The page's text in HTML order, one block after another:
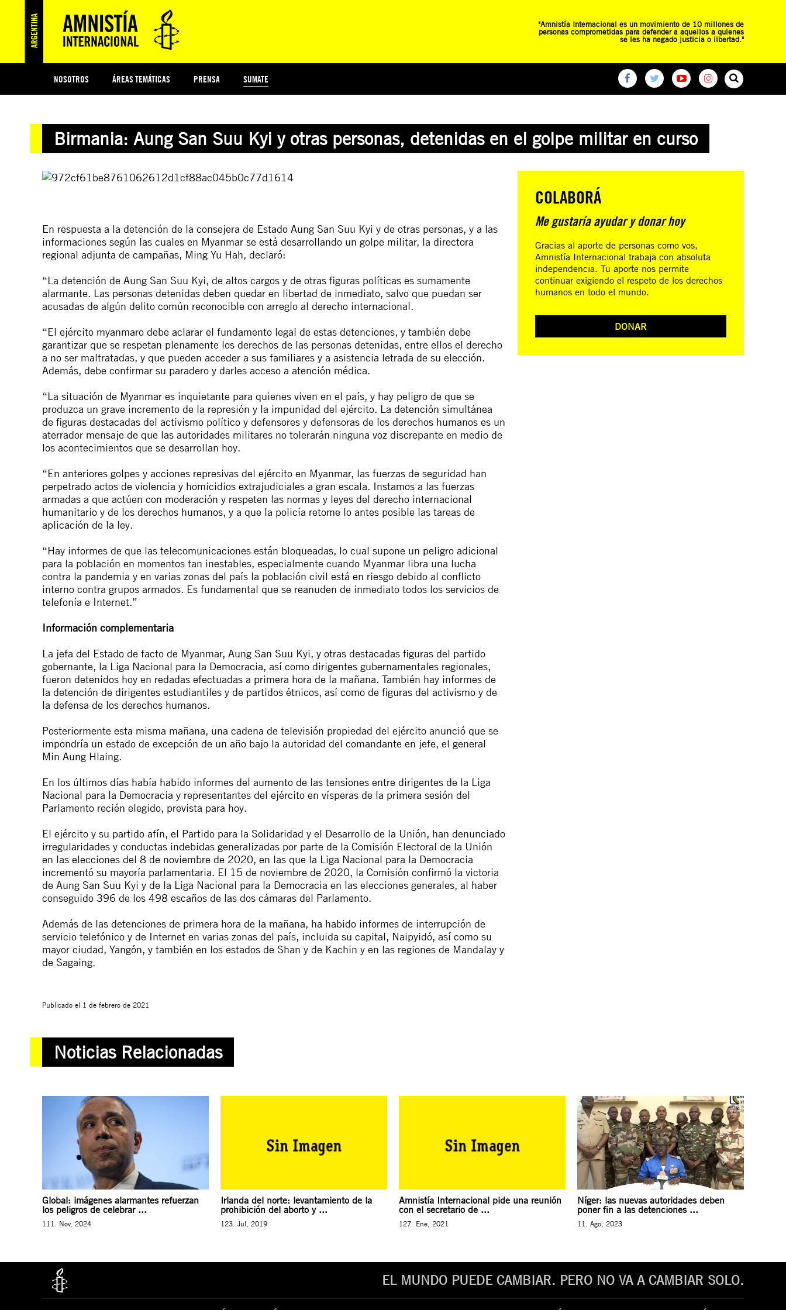
"Amnistía Internacional es un movimiento de 10 millones de
personas comprometidas para defender a aquellos a quienes
se les ha negado justicia o libertad."
NOSOTROS ÁREAS TEMÁTICAS PRENSA SUMATE
PREGUNTAS FRECUENTES
Birmania: Aung San Suu Kyi y otras personas, detenidas en el golpe militar en curso
En respuesta a la detención de la consejera de Estado Aung San Suu Kyi y de otras personas, y a las
informaciones según las cuales en Myanmar se está desarrollando un golpe militar, la directora
regional adjunta de campañas, Ming Yu Hah, declaró:
“La detención de Aung San Suu Kyi, de altos cargos y de otras figuras políticas es sumamente
alarmante. Las personas detenidas deben quedar en libertad de inmediato, salvo que puedan ser
acusadas de algún delito común reconocible con arreglo al derecho internacional.
“El ejército myanmaro debe aclarar el fundamento legal de estas detenciones, y también debe
garantizar que se respetan plenamente los derechos de las personas detenidas, entre ellos el derecho
a no ser maltratadas, y que pueden acceder a sus familiares y a asistencia letrada de su elección.
Además, debe confirmar su paradero y darles acceso a atención médica.
“La situación de Myanmar es inquietante para quienes viven en el país, y hay peligro de que se
produzca un grave incremento de la represión y la impunidad del ejército. La detención simultánea
de figuras destacadas del activismo político y defensores y defensoras de los derechos humanos es un
aterrador mensaje de que las autoridades militares no tolerarán ninguna voz discrepante en medio de
los acontecimientos que se desarrollan hoy.
“En anteriores golpes y acciones represivas del ejército en Myanmar, las fuerzas de seguridad han
perpetrado actos de violencia y homicidios extrajudiciales a gran escala. Instamos a las fuerzas
armadas a que actúen con moderación y respeten las normas y leyes del derecho internacional
humanitario y de los derechos humanos, y a que la policía retome lo antes posible las tareas de
aplicación de la ley.
“Hay informes de que las telecomunicaciones están bloqueadas, lo cual supone un peligro adicional
para la población en momentos tan inestables, especialmente cuando Myanmar libra una lucha
contra la pandemia y en varias zonas del país la población civil está en riesgo debido al conflicto
interno contra grupos armados. Es fundamental que se reanuden de inmediato todos los servicios de
telefonía e Internet.”
Información complementaria
La jefa del Estado de facto de Myanmar, Aung San Suu Kyi, y otras destacadas figuras del partido
gobernante, la Liga Nacional para la Democracia, así como dirigentes gubernamentales regionales,
fueron detenidos hoy en redadas efectuadas a primera hora de la mañana. También hay informes de
la detención de dirigentes estudiantiles y de partidos étnicos, así como de figuras del activismo y de
la defensa de los derechos humanos.
Posteriormente esta misma mañana, una cadena de televisión propiedad del ejército anunció que se
impondría un estado de excepción de un año bajo la autoridad del comandante en jefe, el general
Min Aung Hlaing.
En los últimos días había habido informes del aumento de las tensiones entre dirigentes de la Liga
Nacional para la Democracia y representantes del ejército en vísperas de la primera sesión del
Parlamento recién elegido, prevista para hoy.
El ejército y su partido afín, el Partido para la Solidaridad y el Desarrollo de la Unión, han denunciado
irregularidades y conductas indebidas generalizadas por parte de la Comisión Electoral de la Unión
en las elecciones del 8 de noviembre de 2020, en las que la Liga Nacional para la Democracia
incrementó su mayoría parlamentaria. El 15 de noviembre de 2020, la Comisión confirmó la victoria
de Aung San Suu Kyi y de la Liga Nacional para la Democracia en las elecciones generales, al haber
conseguido 396 de los 498 escaños de las dos cámaras del Parlamento.
Además de las detenciones de primera hora de la mañana, ha habido informes de interrupción de
servicio telefónico y de Internet en varias zonas del país, incluida su capital, Naipyidó, así como su
mayor ciudad, Yangón, y también en los estados de Shan y de Kachin y en las regiones de Mandalay y
de Sagaing.
Publicado el 1 de febrero de 2021
COLABORÁ
Me gustaría ayudar y donar hoy
Gracias al aporte de personas como vos,
Amnistía Internacional trabaja con absoluta
independencia. Tu aporte nos permite
continuar exigiendo el respeto de los derechos
humanos en todo el mundo.
DONAR
Noticias Relacionadas
Global: imágenes alarmantes refuerzan
los peligros de celebrar ...
111. Nov, 2024
Irlanda del norte: levantamiento de la
prohibición del aborto y ...
123. Jul, 2019
Amnistía Internacional pide una reunión
con el secretario de ...
127. Ene, 2021
Níger: las nuevas autoridades deben
poner fin a las detenciones ...
11. Ago, 2023
EL MUNDO PUEDE CAMBIAR. PERO NO VA A CAMBIAR SOLO.